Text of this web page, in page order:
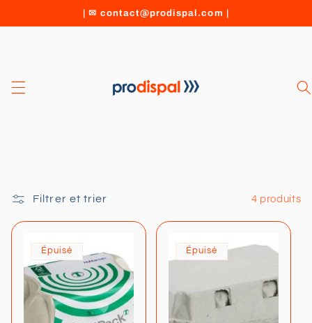
au
| ✉ contact@prodispal.com |
Filtrer et trier 4 produits
Épuisé Épuisé